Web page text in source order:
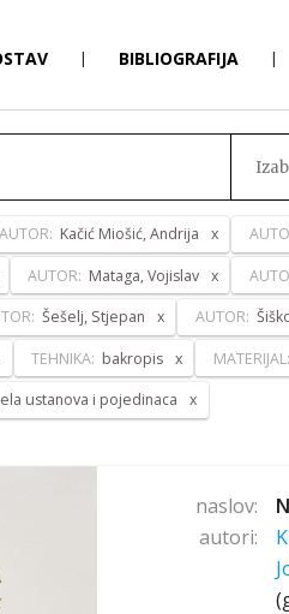
| BIBLIOGRAFIJA |
AUTOR: Kačić Miošić, Andrija
AUTOR: Mataga, Vojislav
Šešelj, Stjepan AUTOR:
TEHNIKA: bakropis MATERIJAL:
ustanova i pojedinaca
naslov:
autori: